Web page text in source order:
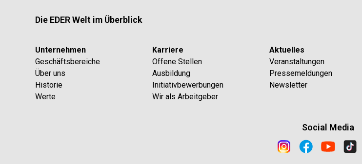
Die EDER Welt im Überblick
Unternehmen
Geschäftsbereiche
Über uns
Historie
Werte
Karriere
Offene Stellen
Ausbildung
Initiativbewerbungen
Wir als Arbeitgeber
Aktuelles
Veranstaltungen
Pressemeldungen
Newsletter
Social Media